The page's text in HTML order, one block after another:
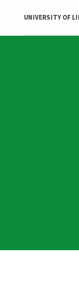
UNIVERSITY OF